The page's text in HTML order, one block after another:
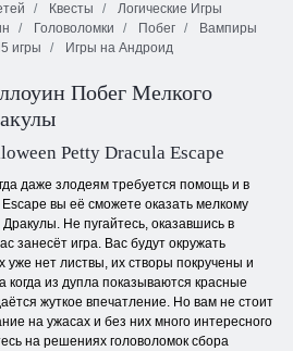
Квесты
Логические Игры
Головоломки Побег
Вампиры
игры Игры на Андроид
Побег Мелкого
Petty Dracula Escape
даже злодеям требуется помощь и в
вы её сможете оказать мелкому
Не пугайтесь, оказавшись в
занесёт игра. Вас будут окружать
уже нет листвы, их створы покручены и
когда из дупла показываются красные
жуткое впечатление. Но вам не стоит
на ужасах и без них много интересного
на решениях головоломок сбора